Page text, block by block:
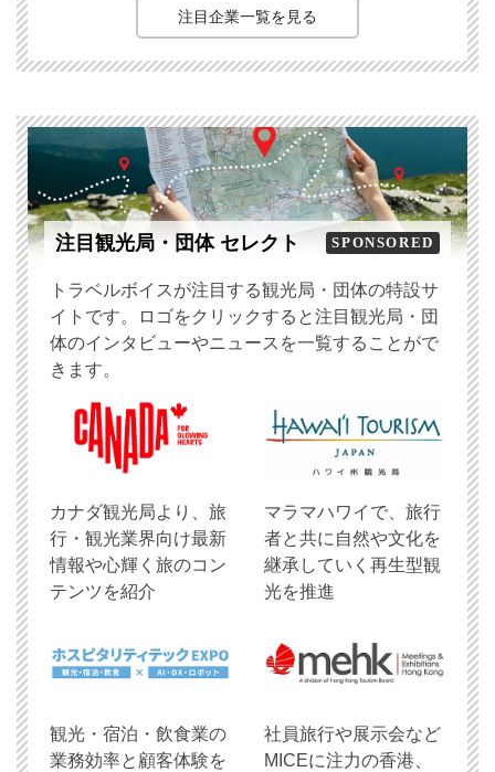
注目企業一覧を見る
注目観光局・団体 セレクト SPONSORED
トラベルボイスが注目する観光局・団体の特設サ
イトです。ロゴをクリックすると注目観光局・団
体のインタビューやニュースを一覧することがで
きます。
​カナダ観光局より、旅
行・観光業界向け最新
情報や心輝く旅のコン
テンツを紹介
マラマハワイで、旅行
者と共に自然や文化を
継承していく再生型観
光を推進
観光・宿泊・飲食業の
業務効率と顧客体験を
社員旅行や展示会など
MICEに注力の香港、